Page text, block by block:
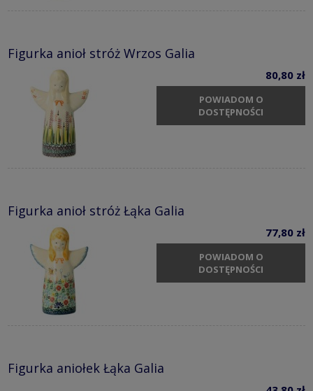
Figurka anioł stróż Wrzos Galia
80,80 zł
POWIADOM O
DOSTĘPNOŚCI
Figurka anioł stróż Łąka Galia
77,80 zł
POWIADOM O
DOSTĘPNOŚCI
Figurka aniołek Łąka Galia